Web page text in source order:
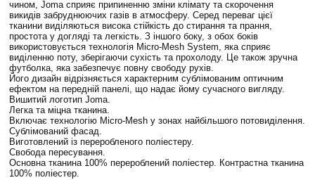
чином, Joma сприяє припиненню зміни клімату та скорочення
викидів забруднюючих газів в атмосферу. Серед переваг цієї
тканини виділяються висока стійкість до стирання та прання,
простота у догляді та легкість. З іншого боку, з обох боків
використовується технологія Micro-Mesh System, яка сприяє
виділенню поту, зберігаючи сухість та прохолоду. Це також зручна
футболка, яка забезпечує повну свободу рухів.
Його дизайн відрізняється характерним сублімованим оптичним
ефектом на передній панелі, що надає йому сучасного вигляду.
Вишитий логотип Joma.
Легка та міцна тканина.
Включає технологію Micro-Mesh у зонах найбільшого потовиділення.
Сублімований фасад.
Виготовлений із переробленого поліестеру.
Свобода пересування.
Основна тканина 100% перероблений поліестер. Контрастна тканина
100% поліестер.